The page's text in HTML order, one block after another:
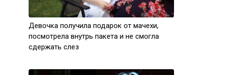
Девочка получила подарок от мачехи,
посмотрела внутрь пакета и не смогла
сдержать слез